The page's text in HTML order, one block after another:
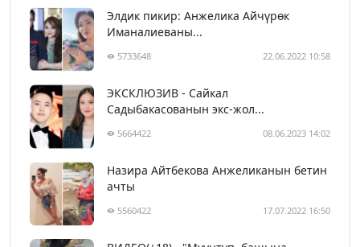
Элдик пикир: Анжелика Айчүрөк
Иманалиеваны...
5733648 22.06.2022 10:58
ЭКСКЛЮЗИВ - Сайкал
Садыбакасованын экс-жол...
5664422 08.06.2023 14:02
Назира Айтбекова Анжеликанын бетин
ачты
5560422 17.07.2022 16:50